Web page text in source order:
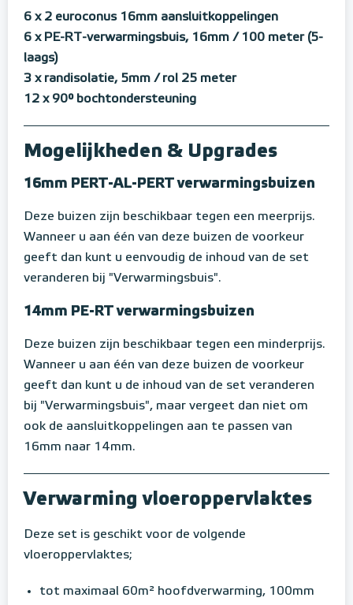
6 x 2 euroconus 16mm aansluitkoppelingen
6 x PE-RT-verwarmingsbuis, 16mm / 100 meter (5-
laags)
3 x randisolatie, 5mm / rol 25 meter
12 x 90° bochtondersteuning
Mogelijkheden & Upgrades
16mm PERT-AL-PERT verwarmingsbuizen
Deze buizen zijn beschikbaar tegen een meerprijs.
Wanneer u aan één van deze buizen de voorkeur
geeft dan kunt u eenvoudig de inhoud van de set
veranderen bij "Verwarmingsbuis".
14mm PE-RT verwarmingsbuizen
Deze buizen zijn beschikbaar tegen een minderprijs.
Wanneer u aan één van deze buizen de voorkeur
geeft dan kunt u de inhoud van de set veranderen
bij "Verwarmingsbuis", maar vergeet dan niet om
ook de aansluitkoppelingen aan te passen van
16mm naar 14mm.
Verwarming vloeroppervlaktes
Deze set is geschikt voor de volgende
vloeroppervlaktes;
tot maximaal 60m² hoofdverwarming, 100mm